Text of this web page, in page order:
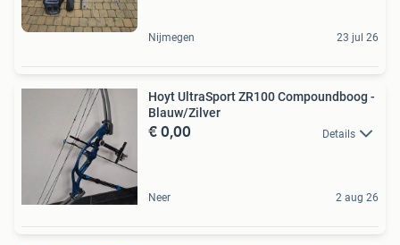
Nijmegen 23 jul 26
Hoyt UltraSport ZR100 Compoundboog -
Blauw/Zilver
€ 0,00 Details
Neer 2 aug 26